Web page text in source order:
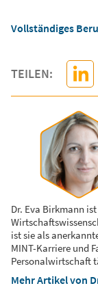
Vollständiges
TEILEN:
Dr. Eva Birkmann
ist sie als
MINT-Karriere und
Personalwirtschaft
Mehr Artikel von